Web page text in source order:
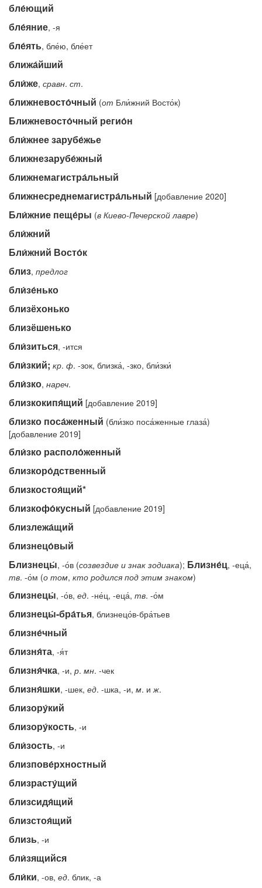
бле́ющий
бле́яние, -я
бле́ять, бле́ю, бле́ет
ближа́йший
бли́же, сравн. ст.
ближневосто́чный (от Бли́жний Восто́к)
Ближневосто́чный регио́н
бли́жнее зарубе́жье
ближнезарубе́жный
ближнемагистра́льный
ближнесреднемагистра́льный [добавление 2020]
Бли́жние пеще́ры (в Киево-Печерской лавре)
бли́жний
Бли́жний Восто́к
близ, предлог
бли́зе́нько
близёхонько
близёшенько
бли́зиться, -ится
бли́зкий; кр. ф. -зок, близка́, -зко, бли́зки́
бли́зко, нареч.
близкокипя́щий [добавление 2019]
близко поса́женный (бли́зко поса́женные глаза́)
[добавление 2019]
бли́зко располо́женный
близкоро́дственный
близкостоя́щий*
близкофо́кусный [добавление 2019]
близлежа́щий
близнецо́вый
Близнецы́, -о́в (созвездие и знак зодиака); Близне́ц, -еца́,
тв. -о́м (о том, кто родился под этим знаком)
близнецы́, -о́в, ед. -не́ц, -еца́, тв. -о́м
близнецы́-бра́тья, близнецо́в-бра́тьев
близне́чный
близня́та, -я́т
близня́чка, -и, р. мн. -чек
близня́шки, -шек, ед. -шка, -и, м. иж.
близору́кий
близору́кость, -и
бли́зость, -и
близпове́рхностный
близрасту́щий
близсидя́щий
близстоя́щий
близь, -и
бли́зящийся
бли́ки, -ов, ед. блик, -а